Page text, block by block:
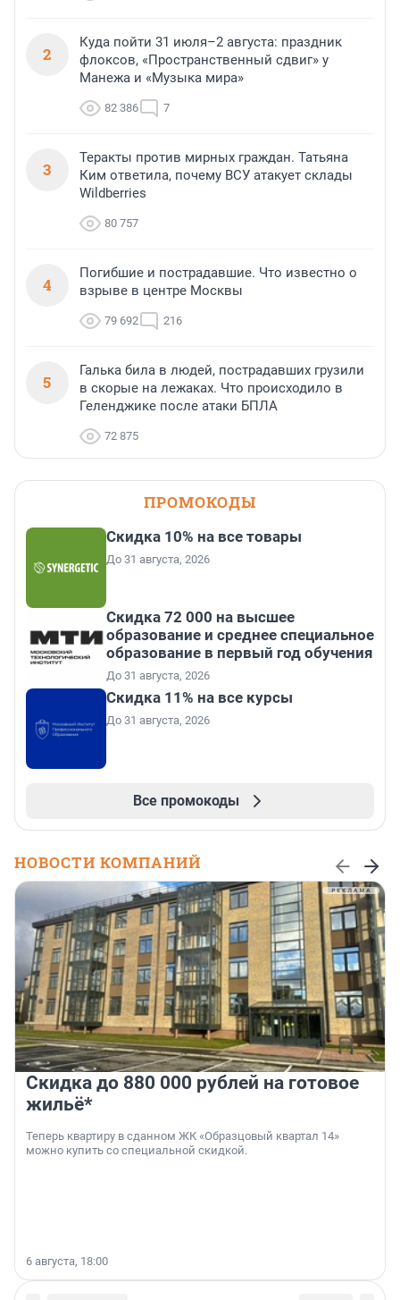
2
Куда пойти 31 июля–2 августа: праздник
флоксов, «Пространственный сдвиг» у
Манежа и «Музыка мира»
82 386 7
3
Теракты против мирных граждан. Татьяна
Ким ответила, почему ВСУ атакует склады
Wildberries
80 757
4
Погибшие и пострадавшие. Что известно о
взрыве в центре Москвы
79 692 216
5
Галька била в людей, пострадавших грузили
в скорые на лежаках. Что происходило в
Геленджике после атаки БПЛА
72 875
ПРОМОКОДЫ
Скидка 10% на все товары
До 31 августа, 2026
Скидка 72 000 на высшее
образование и среднее специальное
образование в первый год обучения
До 31 августа, 2026
Скидка 11% на все курсы
До 31 августа, 2026
Все промокоды
НОВОСТИ КОМПАНИЙ
Скидка до 880 000 рублей на готовое
жильё*
Теперь квартиру в сданном ЖК «Образцовый квартал 14»
можно купить со специальной скидкой.
6 августа, 18:00